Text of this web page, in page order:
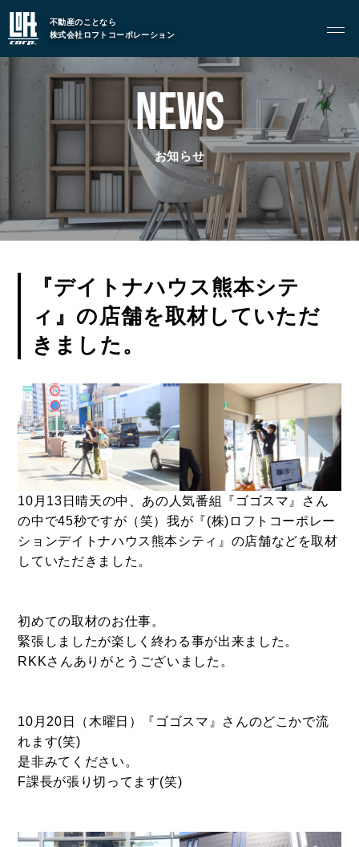
不動産のことなら
株式会社ロフトコーポレーション
GARAGE APART ガレージアパート
G BASE
ABOUT 私たちについて
- スタッフ紹介
FOOD 飲食部門
- ル・カフェニシハラ
- 四季即贅喰
NEWS
お知らせ
『デイトナハウス熊本シテ
ィ』の店舗を取材していただ
きました。
10月13日晴天の中、あの人気番組『ゴゴスマ』さん
の中で45秒ですが（笑）我が『(株)ロフトコーポレー
ションデイトナハウス熊本シティ』の店舗などを取材
していただきました。
初めての取材のお仕事。
緊張しましたが楽しく終わる事が出来ました。
RKKさんありがとうございました。
10月20日（木曜日）『ゴゴスマ』さんのどこかで流
れます(笑)
是非みてください。
F課長が張り切ってます(笑)